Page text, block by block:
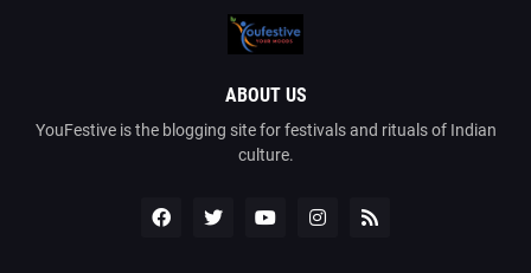
ABOUT US
YouFestive is the blogging site for festivals and rituals of Indian
culture.